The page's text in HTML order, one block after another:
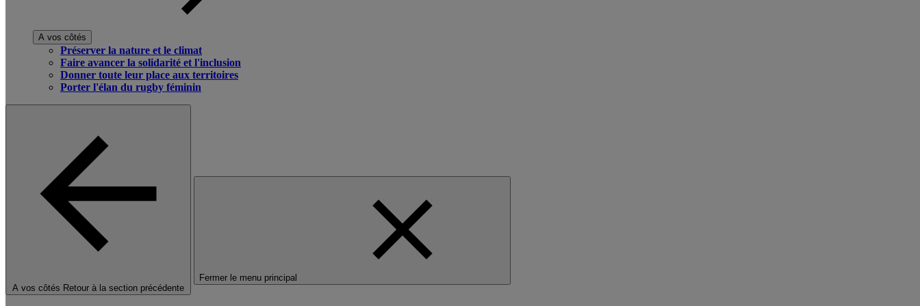
A vos côtés
Préserver la nature et le climat
Faire avancer la solidarité et l'inclusion
Donner toute leur place aux territoires
Porter l'élan du rugby féminin
A vos côtés Retour à la section précédente
Fermer le menu principal